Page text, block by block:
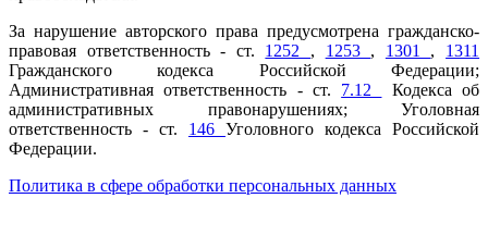
За нарушение авторского права предусмотрена гражданско-
правовая ответственность - ст. 1252 , 1253 , 1301 , 1311
Гражданского кодекса Российской Федерации;
Административная ответственность - ст. 7.12
Кодекса об
административных правонарушениях; Уголовная
ответственность - ст. 146 Уголовного кодекса Российской
Федерации.
Политика в сфере обработки персональных данных